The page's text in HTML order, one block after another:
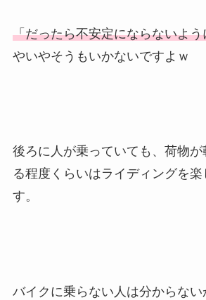
「だったら不安定にならないよ
やいやそうもいかないですよｗ
後ろに人が乗っていても、荷物
る程度くらいはライディングを
す。
バイクに乗らない人は分からな